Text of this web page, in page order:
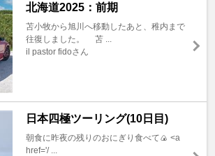
北海道2025：前期
苫小牧から旭川へ移動したあと、稚内まで
往復しました。 苫 ...
il pastor fidoさん
日本四極ツーリング(10日目)
朝食に昨夜の残りのおにぎり食べて🍙 <a
href='/ ...